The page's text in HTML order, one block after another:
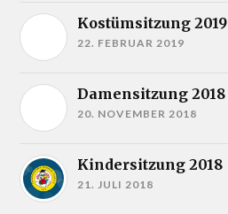
Kostümsitzung 2019
22. FEBRUAR 2019
Damensitzung 2018
20. NOVEMBER 2018
Kindersitzung 2018
21. JULI 2018